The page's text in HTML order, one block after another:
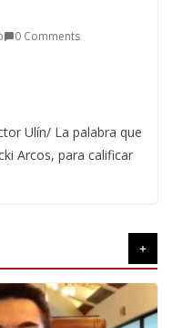
0 Comments
Ulín/ La palabra que
Arcos, para calificar
+